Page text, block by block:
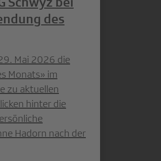
des
Mai 2026 die
Monats» im
zu aktuellen
hinter die
Hadorn nach der